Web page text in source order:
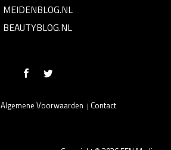
MEIDENBLOG.NL
BEAUTYBLOG.NL
Algemene Voorwaarden Contact